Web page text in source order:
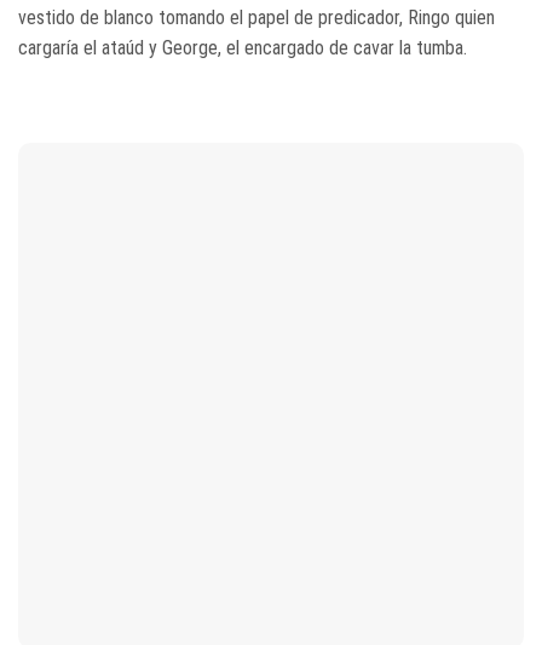
vestido de blanco tomando el papel de predicador, Ringo quien
cargaría el ataúd y George, el encargado de cavar la tumba.